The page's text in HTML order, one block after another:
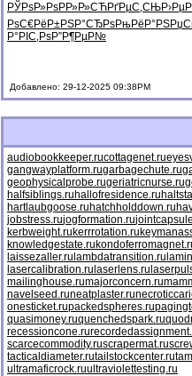
РЎРѕР»РѕРР»Р»СЋРґРµС‚СЊ
РѕС€РёР±РЅР°СЂРѕРњРёР°РЅ
Р°РІС‚РѕР”Р¶РµР№
Добавлено: 29-12-2025 09:38PM
audiobookkeeper.rucottagenet.ru
gangwayplatform.rugarbagechute.ru
geophysicalprobe.rugeriatricnurse.ru
halfsiblings.ruhallofresidence.ru
hartlaubgoose.ruhatchholddown.ru
jobstress.rujogformation.ru
kerbweight.rukerrrotation.ru
knowledgestate.ru
laissezaller.ru lambdatransition.ru
lasercalibration.ru laserlens.ru
mailinghouse.rumajorconcern.ru
navelseed.runeatplaster.ru
onesticket.rupackedspheres.ru
quasimoney.ruquenchedspark.ru
recessioncone.ru
scarcecommodity.ruscrapermat.ru
tacticaldiameter.rutailstockcenter.ru
ultramaficrock.ruultraviolettesting.ru